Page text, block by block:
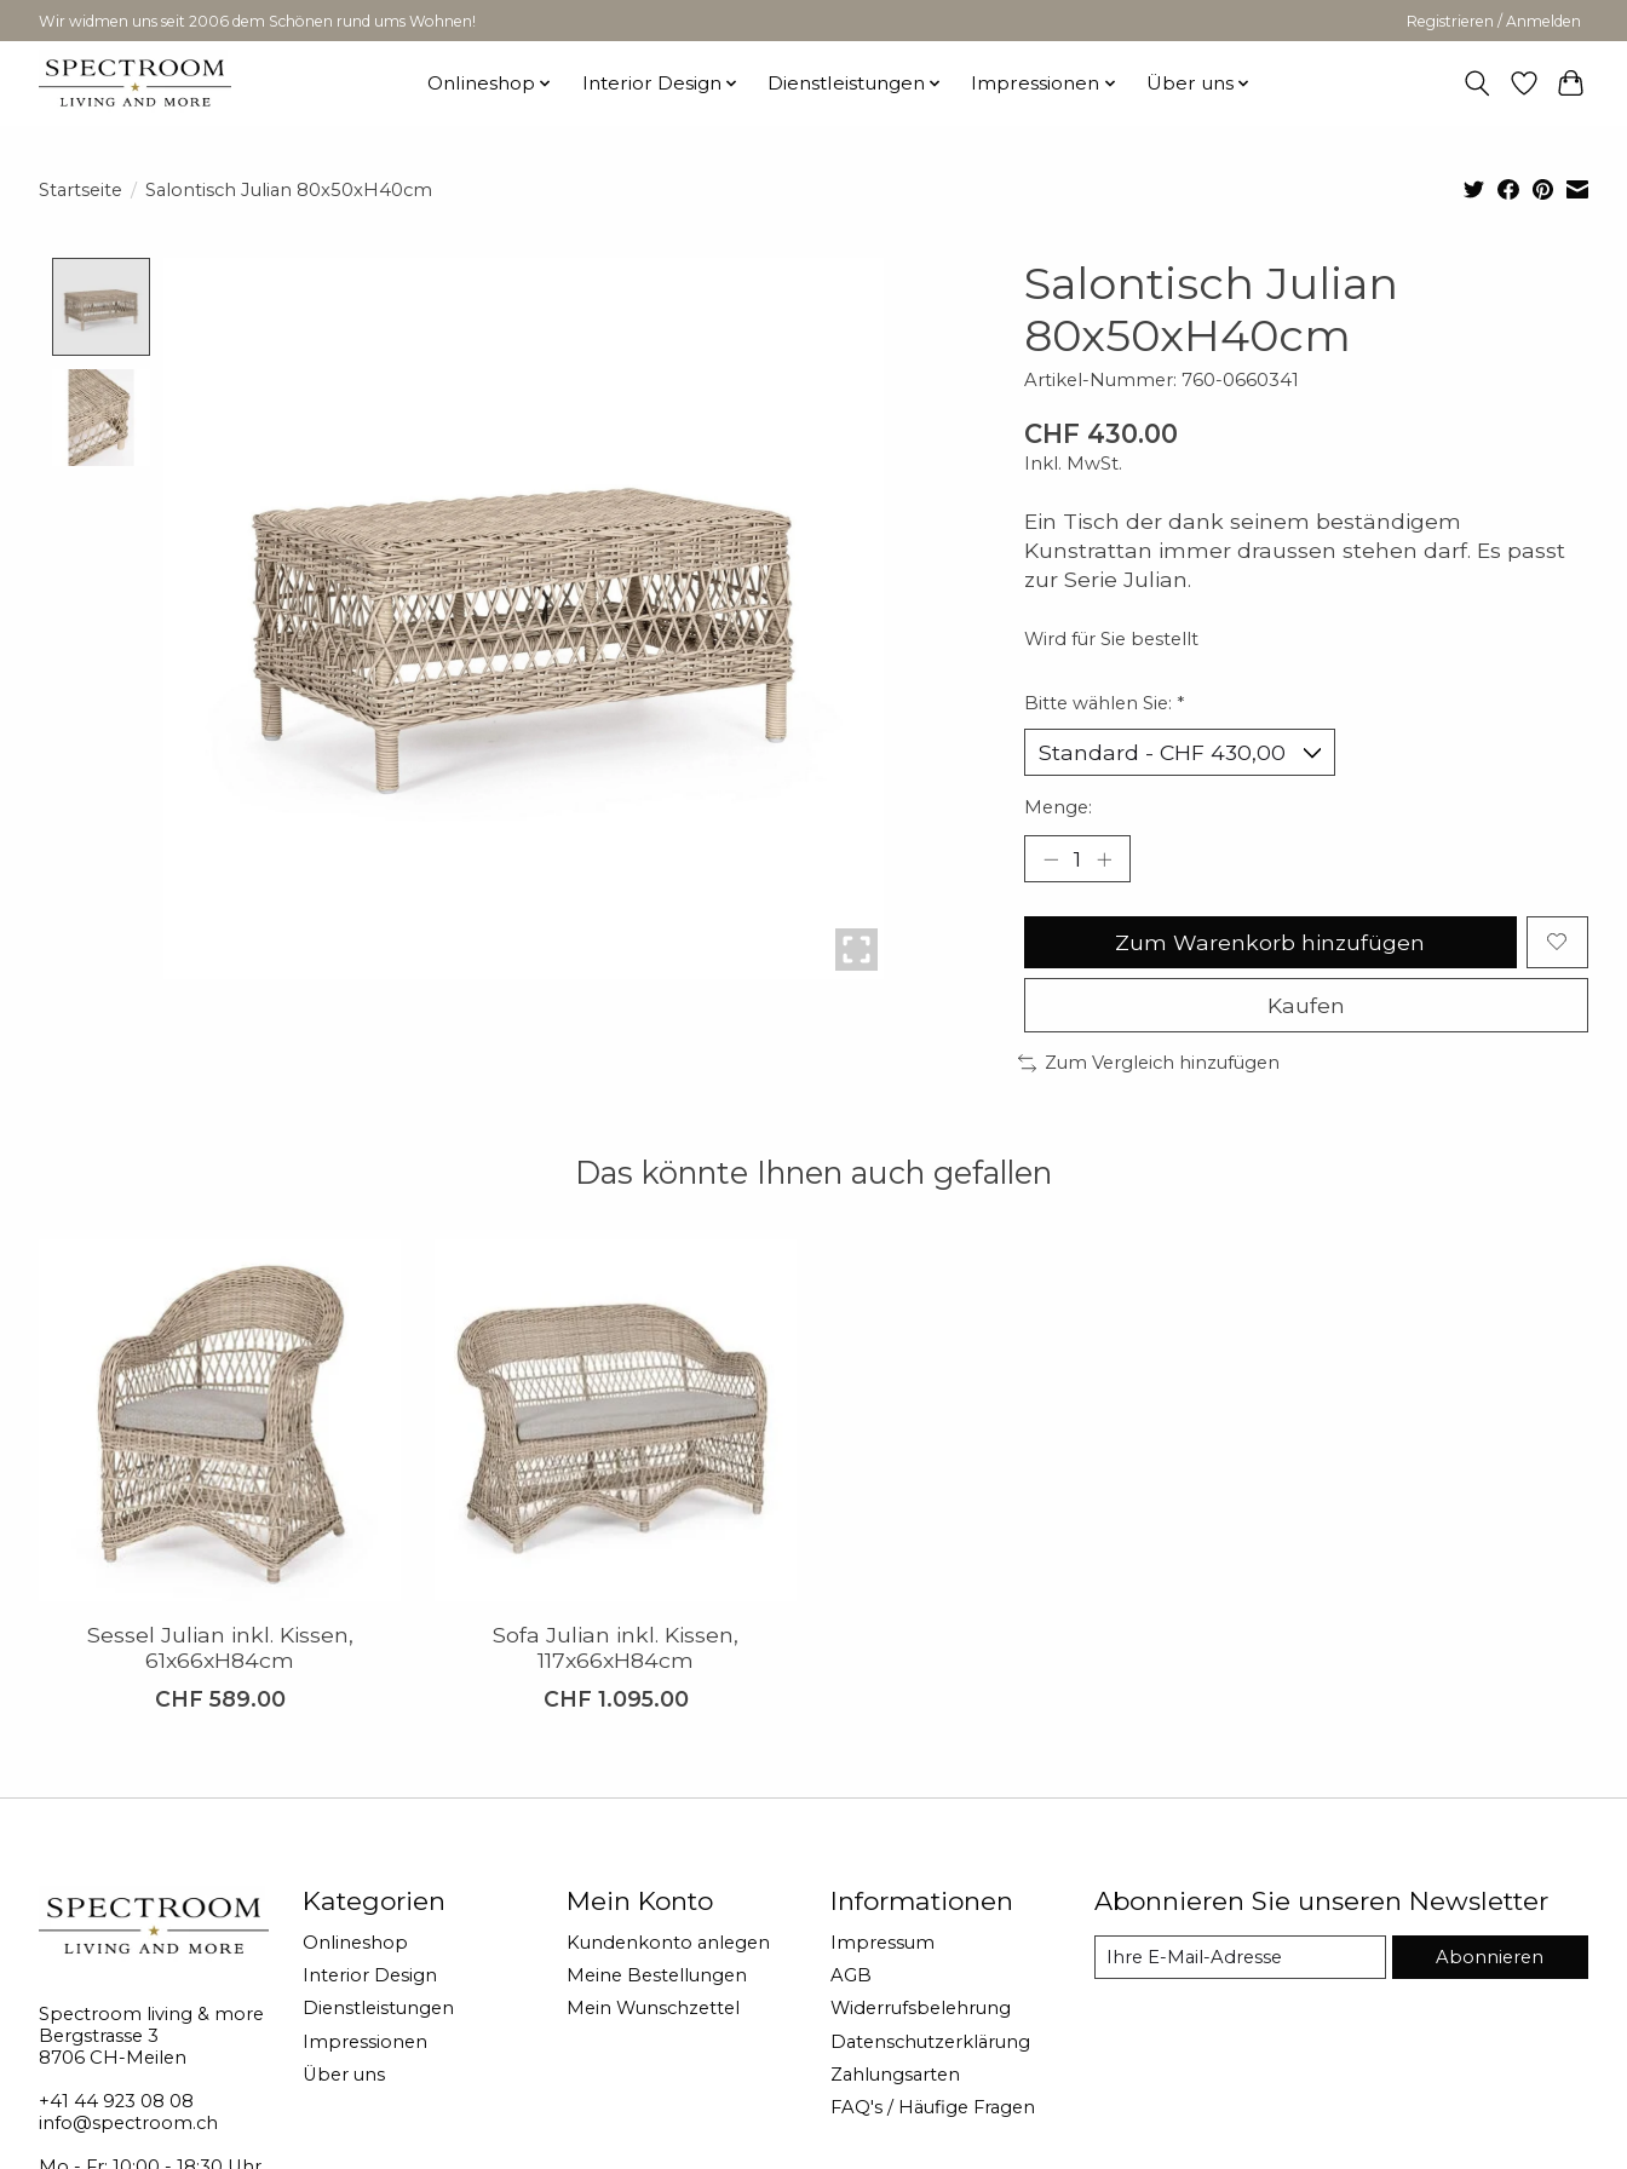
Wir widmen uns seit 2006 dem Schönen rund ums Wohnen! Registrieren / Anmelden
Onlineshop Interior Design Dienstleistungen Impressionen Über uns
Startseite / Salontisch Julian 80x50xH40cm
Salontisch Julian
80x50xH40cm
Artikel-Nummer: 760-0660341
CHF 430.00
Inkl. MwSt.
Ein Tisch der dank seinem beständigem
Kunstrattan immer draussen stehen darf. Es passt
zur Serie Julian.
Wird für Sie bestellt
Bitte wählen Sie: *
Menge:
Zum Warenkorb hinzufügen
Kaufen
Zum Vergleich hinzufügen
Das könnte Ihnen auch gefallen
Sessel Julian inkl. Kissen,
61x66xH84cm
CHF 589.00
Sofa Julian inkl. Kissen,
117x66xH84cm
CHF 1.095.00
Spectroom living & more
Bergstrasse 3
8706 CH-Meilen
+41 44 923 08 08
info@spectroom.ch
Kategorien
Onlineshop
Interior Design
Dienstleistungen
Impressionen
Über uns
Mein Konto
Kundenkonto anlegen
Meine Bestellungen
Mein Wunschzettel
Informationen
Impressum
AGB
Widerrufsbelehrung
Datenschutzerklärung
Zahlungsarten
FAQ's / Häufige Fragen
Abonnieren Sie unseren Newsletter
Abonnieren